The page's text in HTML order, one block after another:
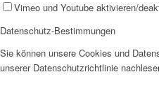
Ortsvereine
Vimeo und Youtube aktivieren/
Datenschutz-Bestimmungen
Sie können unsere Cookies und
unserer Datenschutzrichtlinie